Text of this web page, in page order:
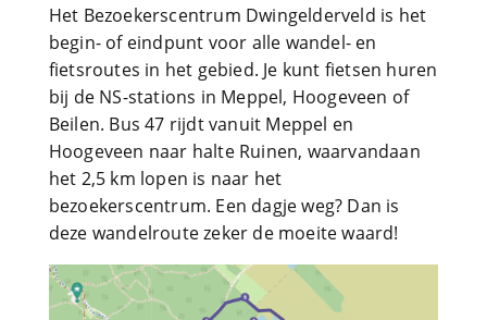
Het Bezoekerscentrum Dwingelderveld is het
begin- of eindpunt voor alle wandel- en
fietsroutes in het gebied. Je kunt fietsen huren
bij de NS-stations in Meppel, Hoogeveen of
Beilen. Bus 47 rijdt vanuit Meppel en
Hoogeveen naar halte Ruinen, waarvandaan
het 2,5 km lopen is naar het
bezoekerscentrum. Een dagje weg? Dan is
deze wandelroute zeker de moeite waard!